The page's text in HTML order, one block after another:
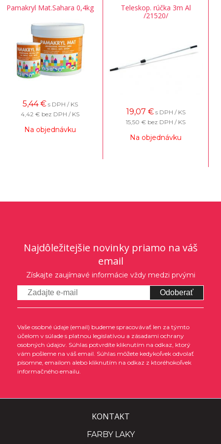
Pamakryl Mat.Sahara 0,4kg
5,44 € s DPH / KS
4,42 € bez DPH / KS
Na objednávku
Teleskop. rúčka 3m Al
/21520/
19,07 € s DPH / KS
15,50 € bez DPH / KS
Na objednávku
Najdôležitejšie novinky priamo na váš
email
Získajte zaujímavé informácie vždy medzi prvými
Odoberať
Vaše osobné údaje (email) budeme spracovávať len za týmto
účelom v súlade s platnou legislatívou a zásadami ochrany
osobných údajov. Súhlas potvrdíte kliknutím na odkaz, ktorý
vám pošleme na váš email. Súhlas môžete kedykoľvek odvolať
písomne, emailom alebo kliknutím na odkaz z ktoréhokoľvek
informačného emailu.
KONTAKT
FARBY LAKY